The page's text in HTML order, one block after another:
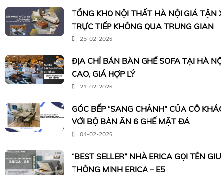
TỔNG KHO NỘI THẤT HÀ NỘI GIÁ TẬN
TRỰC TIẾP KHÔNG QUA TRUNG GIAN
25-02-2026
ĐỊA CHỈ BÁN BÀN GHẾ SOFA TẠI HÀ
CAO, GIÁ HỢP LÝ
21-02-2026
GÓC BẾP “SANG CHẢNH” CỦA CÔ
VỚI BỘ BÀN ĂN 6 GHẾ MẶT ĐÁ
04-02-2026
“BEST SELLER” NHÀ ERICA GỌI TÊN
THÔNG MINH ERICA – E5